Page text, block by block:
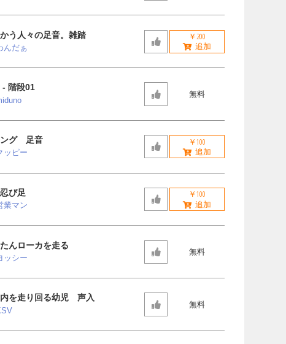
う人々の足音。雑踏
んだぁ
￥200
- 階段01
無料
ング 足音
ッピー
￥100
び足
業マン
￥100
んローカを走る
ッシー
無料
を走り回る幼児 声入
無料